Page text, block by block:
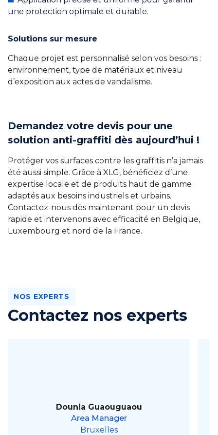
une protection optimale et durable.
Solutions sur mesure
Chaque projet est personnalisé selon vos besoins :
environnement, type de matériaux et niveau
d’exposition aux actes de vandalisme.
Demandez votre devis pour une
solution anti-graffiti dès aujourd’hui !
Protéger vos surfaces contre les graffitis n’a jamais
été aussi simple. Grâce à XLG, bénéficiez d’une
expertise locale et de produits haut de gamme
adaptés aux besoins industriels et urbains.
Contactez-nous dès maintenant pour un devis
rapide et intervenons avec efficacité en Belgique,
Luxembourg et nord de la France.
NOS EXPERTS
Contactez nos experts
Dounia Guaouguaou
Area Manager
Bruxelles